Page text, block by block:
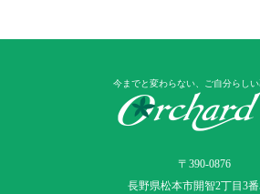
今までと変わらない、ご自分らし
〒390-0876
長野県松本市開智2丁目3